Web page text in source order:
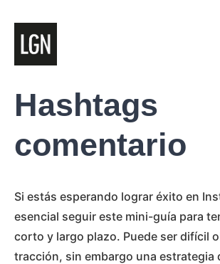
Hashtags
comentario
Si estás esperando lograr éxito en
esencial seguir este mini-guía para
corto y largo plazo. Puede ser difícil
tracción, sin embargo una estrategia